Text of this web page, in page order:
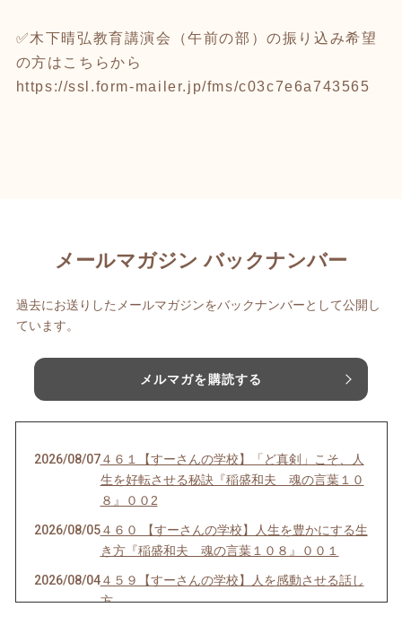
✅木下晴弘教育講演会（午前の部）の振り込み希望
の方はこちらから
https://ssl.form-mailer.jp/fms/c03c7e6a743565
メールマガジン バックナンバー
過去にお送りしたメールマガジンをバックナンバーとして公開し
ています。
メルマガを購読する
2026/08/07４６１【すーさんの学校】「ど真剣」こそ、人
生を好転させる秘訣『稲盛和夫 魂の言葉１０
８』００2
2026/08/05４６０ 【すーさんの学校】人生を豊かにする生
き方『稲盛和夫 魂の言葉１０８』００１
2026/08/04４５９【すーさんの学校】人を感動させる話し
方